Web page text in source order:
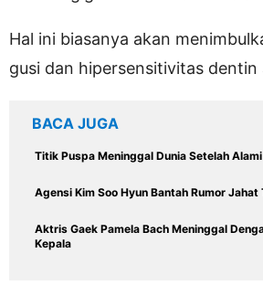
Hal ini biasanya akan
gusi dan hipersensitivitas dentin
BACA JUGA
Titik Puspa Meninggal Dunia Setelah
Agensi Kim Soo Hyun Bantah Rumor Jahat
Aktris Gaek Pamela Bach Meninggal
Kepala